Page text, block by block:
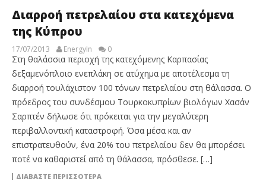
Διαρροή πετρελαίου στα κατεχόμενα
της Κύπρου
17/07/2013 EnergyIn 0
Στη θαλάσσια περιοχή της κατεχόμενης Καρπασίας
δεξαμενόπλοιο ενεπλάκη σε ατύχημα με αποτέλεσμα τη
διαρροή τουλάχιστον 100 τόνων πετρελαίου στη θάλασσα. Ο
πρόεδρος του συνδέσμου Τουρκοκυπρίων βιολόγων Χασάν
Σαρπτέν δήλωσε ότι πρόκειται για την μεγαλύτερη
περιβαλλοντική καταστροφή. Όσα μέσα και αν
επιστρατευθούν, ένα 20% του πετρελαίου δεν θα μπορέσει
ποτέ να καθαριστεί από τη θάλασσα, πρόσθεσε. […]
ΔΙΑΒΆΣΤΕ ΠΕΡΙΣΣΌΤΕΡΑ